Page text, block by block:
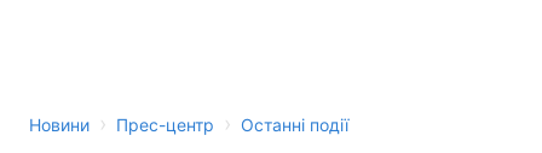
Новини › Прес-центр › Останні події